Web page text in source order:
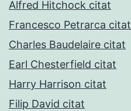
Alfred Hitchock citat
Francesco Petrarca citat
Charles Baudelaire citat
Earl Chesterfield citat
Harry Harrison citat
Filip David citat